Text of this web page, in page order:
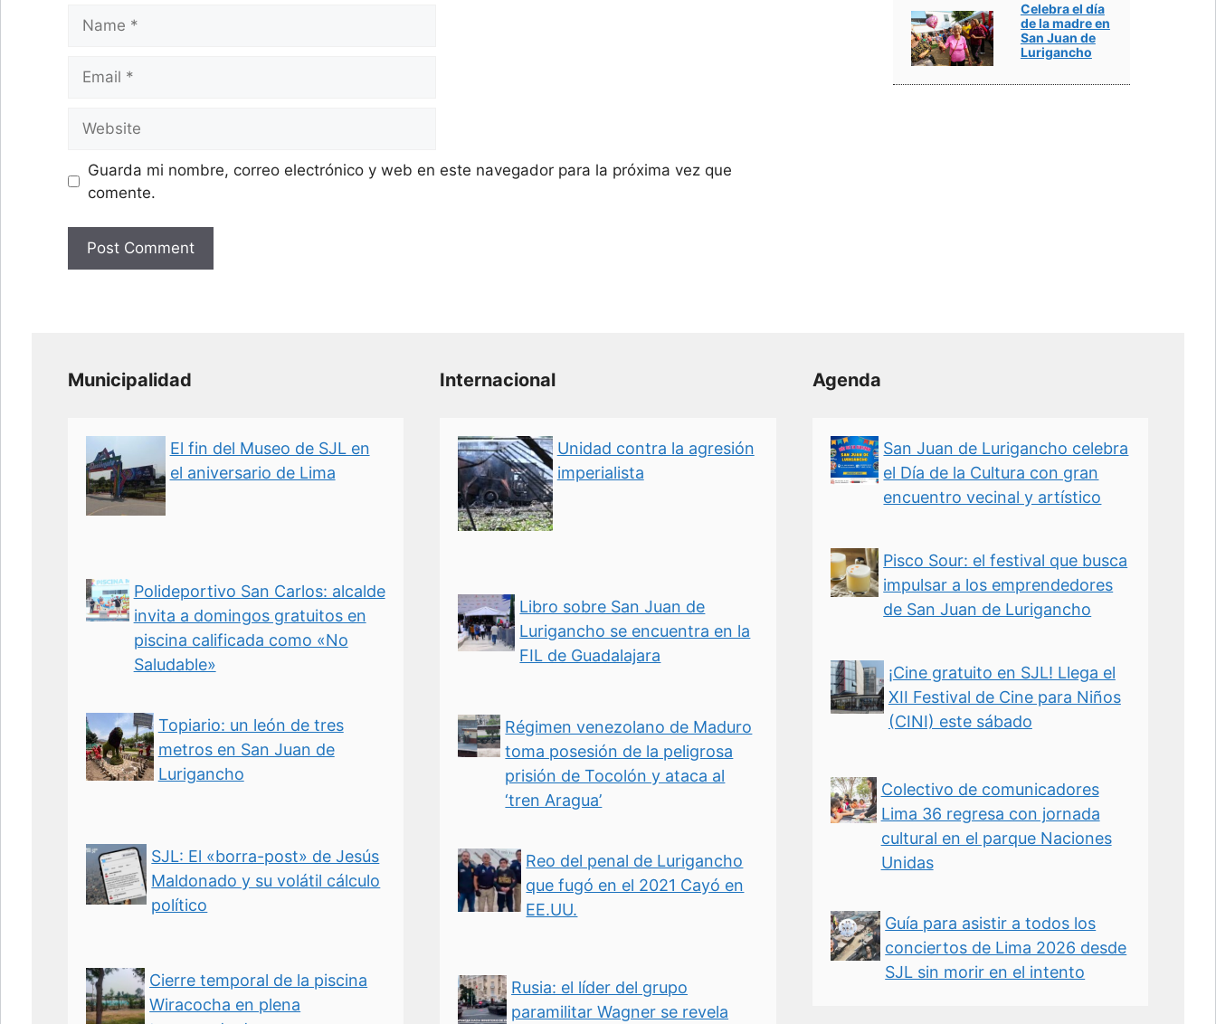
Guarda mi nombre, correo electrónico y web en este navegador para la próxima vez que
comente.
Celebra el día
de la madre en
San Juan de
Lurigancho
Municipalidad
El fin del Museo de SJL en
el aniversario de Lima
Polideportivo San Carlos: alcalde
invita a domingos gratuitos en
piscina calificada como «No
Saludable»
Topiario: un león de tres
metros en San Juan de
Lurigancho
SJL: El «borra-post» de Jesús
Maldonado y su volátil cálculo
político
Cierre temporal de la piscina
Wiracocha en plena
Internacional
Unidad contra la agresión
imperialista
Libro sobre San Juan de
Lurigancho se encuentra en la
FIL de Guadalajara
Régimen venezolano de Maduro
toma posesión de la peligrosa
prisión de Tocolón y ataca al
‘tren Aragua’
Reo del penal de Lurigancho
que fugó en el 2021 Cayó en
EE.UU.
Rusia: el líder del grupo
paramilitar Wagner se revela
Agenda
San Juan de Lurigancho celebra
el Día de la Cultura con gran
encuentro vecinal y artístico
Pisco Sour: el festival que busca
impulsar a los emprendedores
de San Juan de Lurigancho
¡Cine gratuito en SJL! Llega el
XII Festival de Cine para Niños
(CINI) este sábado
Colectivo de comunicadores
Lima 36 regresa con jornada
cultural en el parque Naciones
Unidas
Guía para asistir a todos los
conciertos de Lima 2026 desde
SJL sin morir en el intento